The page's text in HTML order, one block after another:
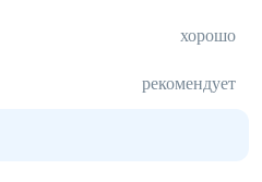
хорошо
рекомендует